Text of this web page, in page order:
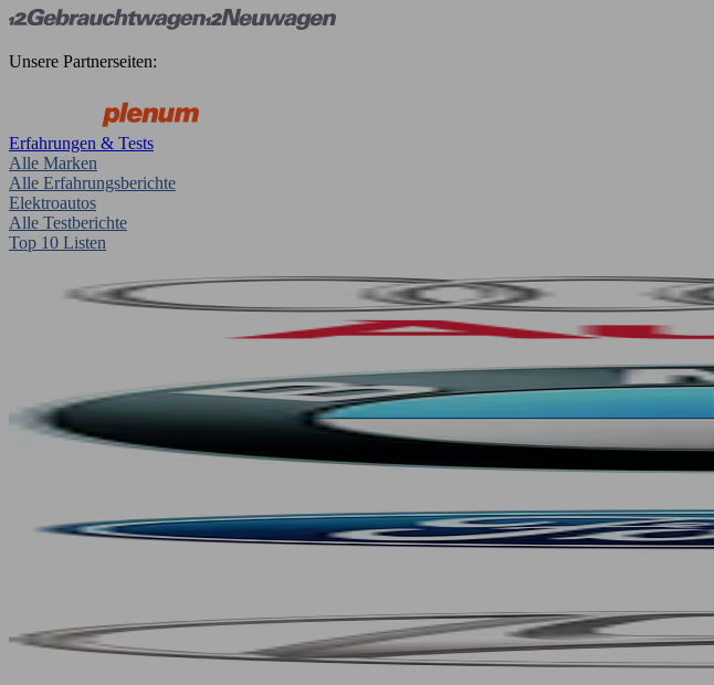
Unsere Partnerseiten:
Erfahrungen & Tests
Alle Marken
Alle Erfahrungsberichte
Elektroautos
Alle Testberichte
Top 10 Listen